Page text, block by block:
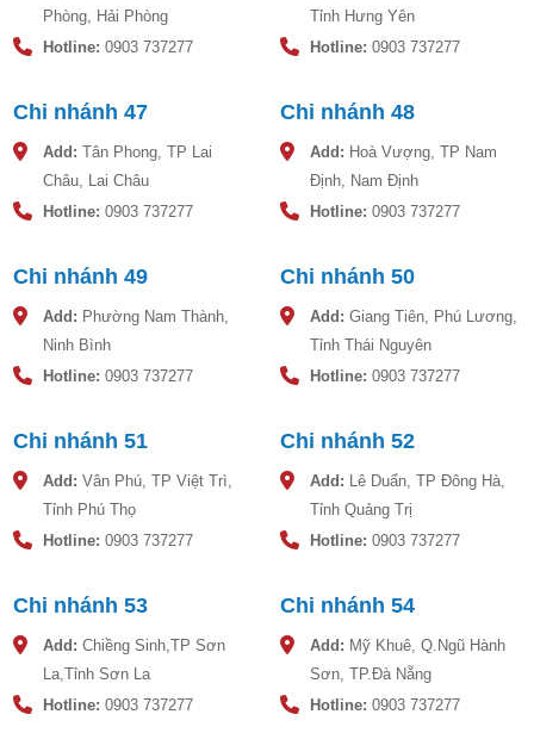
Tư vấn miễn phí: Hỗ trợ khách hàng chọn sản phẩm phù
hợp với nhu cầu.
Lắp đặt trọn gói: Nhanh chóng, chính xác, an toàn.
Ưu đãi:
Giao hàng miễn phí.
Giá cả cạnh tranh, đảm bảo hàng chính hãng.
Hình ảnh thực tế bồn nước nhựa Sơn Hà
Bồn nước nhựa Sơn Hà là giải pháp lưu trữ nước lý tưởng,
được thiết kế để đáp ứng nhu cầu sinh hoạt và sản xuất. Với
chống tia UV, đảm bảo an toàn vệ sinh thực phẩm. Sản phẩm
mọi quy mô sử dụng. Được bảo hành lên đến 40 năm, bồn
nước nhựa Sơn Hà không chỉ bền bỉ mà còn tiết kiệm chi phí
lâu dài. Sơn Hà - sự lựa chọn đáng tin cậy cho nguồn nước
Phòng, Hải Phòng
Hotline: 0903 737277
Tỉnh Hưng Yên
Hotline: 0903 737277
Chi nhánh 47
Add: Tân Phong, TP Lai
Châu, Lai Châu
Hotline: 0903 737277
Chi nhánh 48
Add: Hoà Vượng, TP Nam
Định, Nam Định
Hotline: 0903 737277
Chi nhánh 49
Add: Phường Nam Thành,
Ninh Bình
Hotline: 0903 737277
Chi nhánh 50
Add: Giang Tiên, Phú Lương,
Tỉnh Thái Nguyên
Hotline: 0903 737277
Chi nhánh 51
Add: Vân Phú, TP Việt Trì,
Tỉnh Phú Thọ
Hotline: 0903 737277
Chi nhánh 52
Add: Lê Duẩn, TP Đông Hà,
Tỉnh Quảng Trị
Hotline: 0903 737277
Chi nhánh 53
Add: Chiềng Sinh,TP Sơn
La,Tỉnh Sơn La
Hotline: 0903 737277
Chi nhánh 54
Add: Mỹ Khuê, Q.Ngũ Hành
Sơn, TP.Đà Nẵng
Hotline: 0903 737277